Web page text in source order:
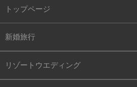
トップページ
新婚旅行
リゾートウエディング